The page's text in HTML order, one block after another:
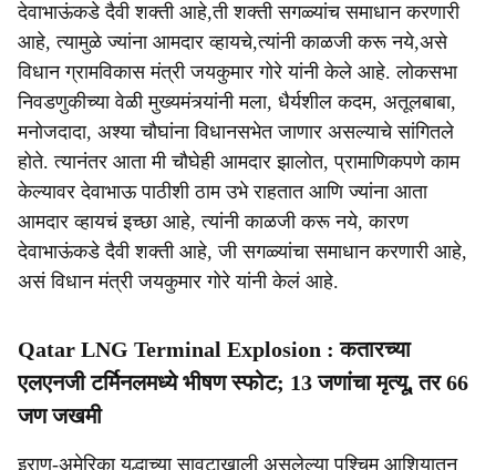
देवाभाऊंकडे दैवी शक्ती आहे,ती शक्ती सगळ्यांच समाधान करणारी
आहे, त्यामुळे ज्यांना आमदार व्हायचे,त्यांनी काळजी करू नये,असे
विधान ग्रामविकास मंत्री जयकुमार गोरे यांनी केले आहे. लोकसभा
निवडणुकीच्या वेळी मुख्यमंत्र्यांनी मला, धैर्यशील कदम, अतूलबाबा,
मनोजदादा, अश्या चौघांना विधानसभेत जाणार असल्याचे सांगितले
होते. त्यानंतर आता मी चौघेही आमदार झालोत, प्रामाणिकपणे काम
केल्यावर देवाभाऊ पाठीशी ठाम उभे राहतात आणि ज्यांना आता
आमदार व्हायचं इच्छा आहे, त्यांनी काळजी करू नये, कारण
देवाभाऊंकडे दैवी शक्ती आहे, जी सगळ्यांचा समाधान करणारी आहे,
असं विधान मंत्री जयकुमार गोरे यांनी केलं आहे.
Qatar LNG Terminal Explosion : कतारच्या
एलएनजी टर्मिनलमध्ये भीषण स्फोट; 13 जणांचा मृत्यू, तर 66
जण जखमी
इराण-अमेरिका युद्धाच्या सावटाखाली असलेल्या पश्चिम आशियातून